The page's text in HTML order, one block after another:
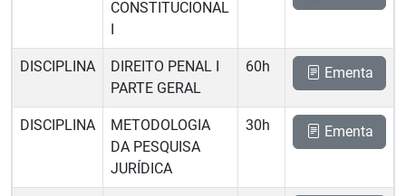
CONSTITUCIONAL
I
DISCIPLINA
DIREITO PENAL I 
PARTE GERAL
60h Ementa
DISCIPLINA
METODOLOGIA
DA PESQUISA
JURÍDICA
30h Ementa